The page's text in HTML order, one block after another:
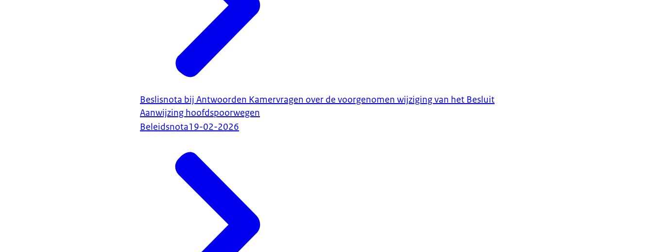
Beslisnota bij Antwoorden Kamervragen over de voorgenomen wijziging van het Besluit
Aanwijzing hoofdspoorwegen
Beleidsnota19-02-2026